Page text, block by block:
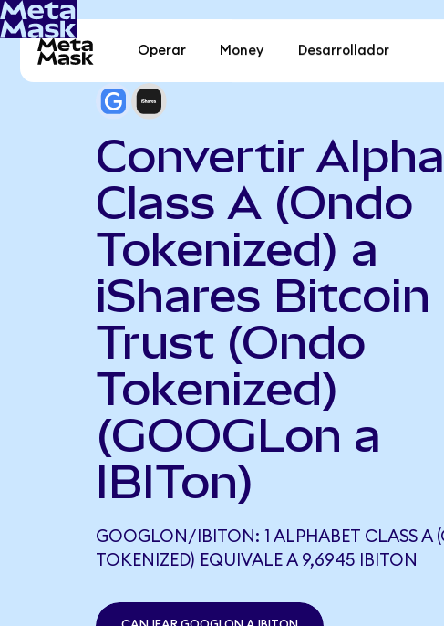
Operar Money Desarrollador
Convertir
Class A (Ondo
Tokenized) a
iShares Bitcoin
Trust (Ondo
Tokenized)
(GOOGLon a
IBITon)
GOOGLON/IBITON: 1 ALPHABET CLASS A
TOKENIZED) EQUIVALE A 9,6945 IBITON